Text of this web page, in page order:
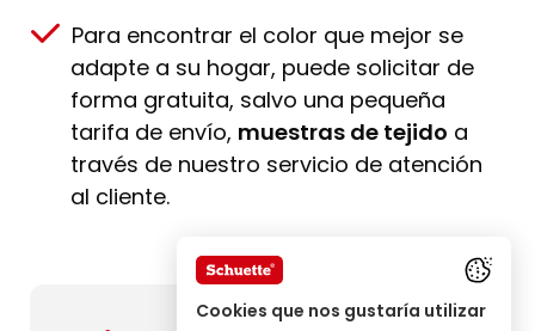
Para encontrar el color que mejor se
adapte a su hogar, puede solicitar de
forma gratuita, salvo una pequeña
tarifa de envío, muestras de tejido a
través de nuestro servicio de atención
al cliente.
Cookies que nos gustaría utilizar